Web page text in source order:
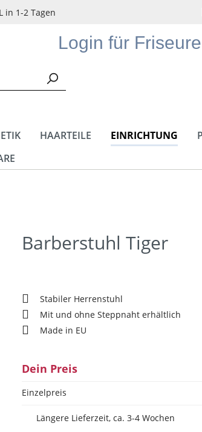
in 1-2 Tagen
Login für Friseure
HAARTEILE EINRICHTUNG
Barberstuhl Tiger
Mit und ohne Steppnaht erhältlich
Made in EU
Einzelpreis